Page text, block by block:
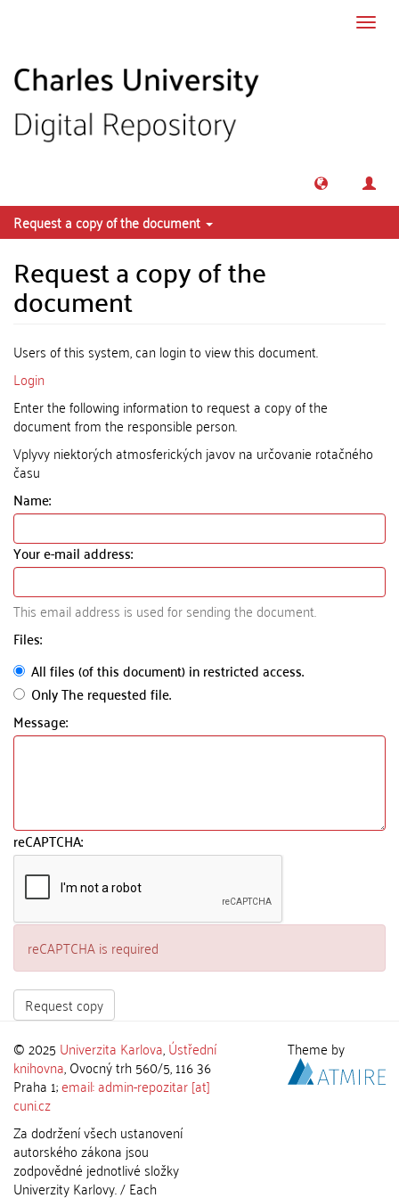
Request a copy of the document
Request a copy of the
document
Users of this system, can login to view this document.
Login
Enter the following information to request a copy of the
document from the responsible person.
Vplyvy niektorých atmosferických javov na určovanie rotačného
času
Name:
Your e-mail address:
This email address is used for sending the document.
Files:
All files (of this document) in restricted access.
Only The requested file.
Message:
reCAPTCHA:
reCAPTCHA is required
Request copy
© 2025 Univerzita Karlova,Ústřední
knihovna, Ovocný trh 560/5, 116 36
Praha 1;email: admin-repozitar [at]
cuni.cz
Za dodržení všech ustanovení
autorského zákona jsou
zodpovědné jednotlivé složky
Univerzity Karlovy. / Each
Theme by